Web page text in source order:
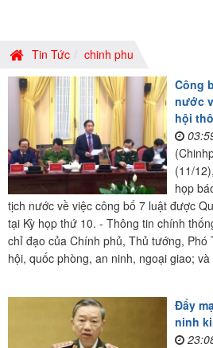
Tin Tức
chinh phu
Công
nước
hội
(11/
họp
tịch nước về việc công bố 7 luật được
tại Kỳ họp thứ 10. - Thông tin chính
chỉ đạo của Chính phủ, Thủ tướng, Phó
hội, quốc phòng, an ninh, ngoại giao; và
Đẩy
ninh